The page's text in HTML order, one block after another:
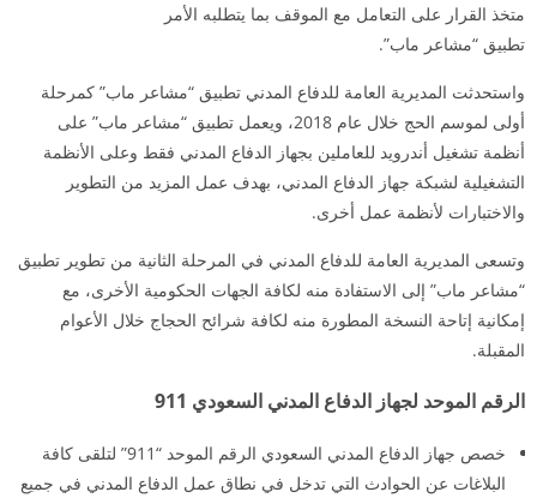
متخذ القرار على التعامل مع الموقف بما يتطلبه الأمر
تطبيق “مشاعر ماب”.
واستحدثت المديرية العامة للدفاع المدني تطبيق “مشاعر ماب” كمرحلة
أولى لموسم الحج خلال عام 2018، ويعمل تطبيق “مشاعر ماب” على
أنظمة تشغيل أندرويد للعاملين بجهاز الدفاع المدني فقط وعلى الأنظمة
التشغيلية لشبكة جهاز الدفاع المدني، بهدف عمل المزيد من التطوير
والاختبارات لأنظمة عمل أخرى.
وتسعى المديرية العامة للدفاع المدني في المرحلة الثانية من تطوير تطبيق
“مشاعر ماب” إلى الاستفادة منه لكافة الجهات الحكومية الأخرى، مع
إمكانية إتاحة النسخة المطورة منه لكافة شرائح الحجاج خلال الأعوام
المقبلة.
الرقم الموحد لجهاز الدفاع المدني السعودي 911
خصص جهاز الدفاع المدني السعودي الرقم الموحد “911” لتلقى كافة
البلاغات عن الحوادث التي تدخل في نطاق عمل الدفاع المدني في جميع